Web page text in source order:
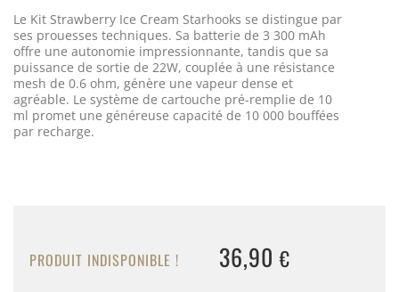
Le Kit Strawberry Ice Cream Starhooks se distingue par
ses prouesses techniques. Sa batterie de 3 300 mAh
offre une autonomie impressionnante, tandis que sa
puissance de sortie de 22W, couplée à une résistance
mesh de 0.6 ohm, génère une vapeur dense et
agréable. Le système de cartouche pré-remplie de 10
ml promet une généreuse capacité de 10 000 bouffées
par recharge.
PRODUIT INDISPONIBLE ! 36,90€